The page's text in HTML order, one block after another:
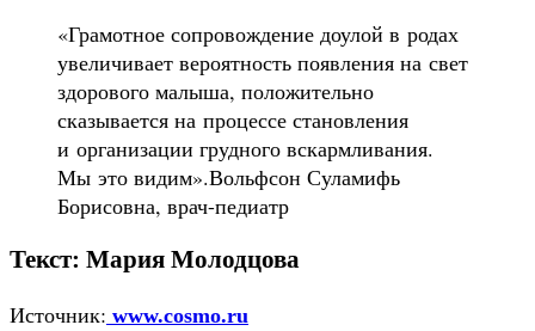
«Грамотное сопровождение доулой в родах
увеличивает вероятность появления на свет
здорового малыша, положительно
сказывается на процессе становления
и организации грудного вскармливания.
Мы это видим».Вольфсон Суламифь
Борисовна, врач-педиатр
Текст: Мария Молодцова
Источник: www.cosmo.ru